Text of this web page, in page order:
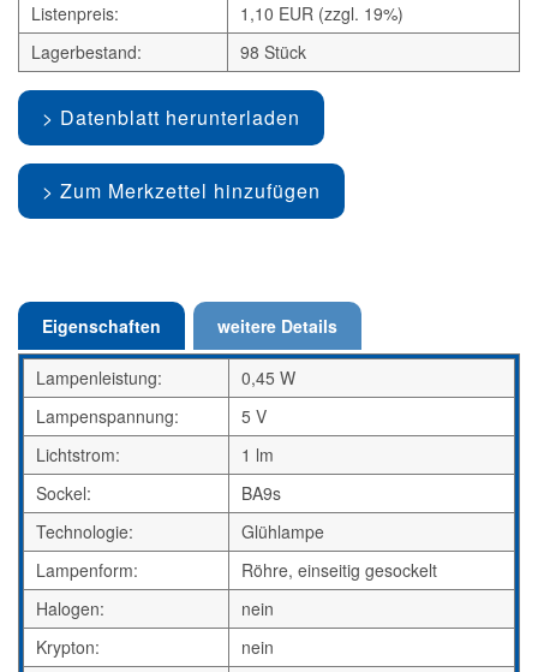
Listenpreis:
1,10 EUR (zzgl. 19%)
Lagerbestand:
98 Stück
Datenblatt herunterladen
Zum Merkzettel hinzufügen
Eigenschaften weitere Details
Lampenleistung:
0,45 W
Lampenspannung:
5 V
Lichtstrom:
1 lm
Sockel:
BA9s
Technologie:
Glühlampe
Lampenform:
Röhre, einseitig gesockelt
Halogen:
nein
Krypton:
nein